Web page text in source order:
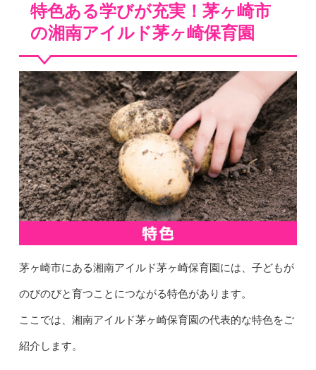
特色ある学びが充実！茅ヶ崎市
の湘南アイルド茅ヶ崎保育園
茅ヶ崎市にある湘南アイルド茅ヶ崎保育園には、子どもが
のびのびと育つことにつながる特色があります。
ここでは、湘南アイルド茅ヶ崎保育園の代表的な特色をご
紹介します。